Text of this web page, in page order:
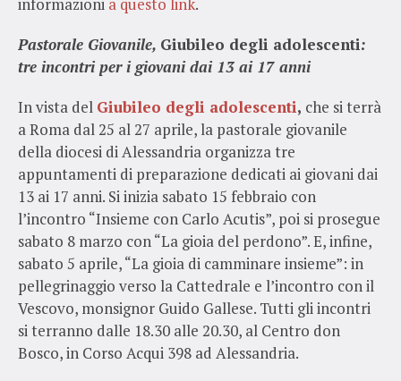
Pastorale Giovanile, Giubileo degli adolescenti:
tre incontri per i giovani dai 13 ai 17 anni
In vista del Giubileo degli adolescenti, che si terrà
a Roma dal 25 al 27 aprile, la pastorale giovanile
della diocesi di Alessandria organizza tre
appuntamenti di preparazione dedicati ai giovani dai
13 ai 17 anni. Si inizia sabato 15 febbraio con
l’incontro “Insieme con Carlo Acutis”, poi si prosegue
sabato 8 marzo con “La gioia del perdono”. E, infine,
sabato 5 aprile, “La gioia di camminare insieme”: in
pellegrinaggio verso la Cattedrale e l’incontro con il
Vescovo, monsignor Guido Gallese. Tutti gli incontri
si terranno dalle 18.30 alle 20.30, al Centro don
Bosco, in Corso Acqui 398 ad Alessandria.